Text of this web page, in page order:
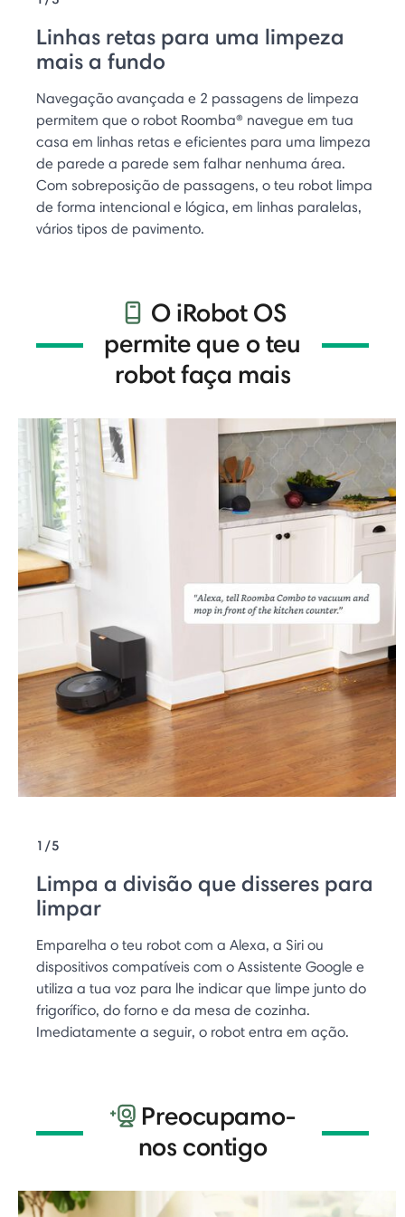
Linhas retas para uma limpeza
mais a fundo
Navegação avançada e 2 passagens de limpeza
permitem que o robot Roomba® navegue em tua
casa em linhas retas e eficientes para uma limpeza
de parede a parede sem falhar nenhuma área.
Com sobreposição de passagens, o teu robot limpa
de forma intencional e lógica, em linhas paralelas,
vários tipos de pavimento.
O iRobot OS
permite que o teu
robot faça mais
1/5
Limpa a divisão que disseres para
limpar
Emparelha o teu robot com a Alexa, a Siri ou
dispositivos compatíveis com o Assistente Google e
utiliza a tua voz para lhe indicar que limpe junto do
frigorífico, do forno e da mesa de cozinha.
Imediatamente a seguir, o robot entra em ação.
Preocupamo-
nos contigo